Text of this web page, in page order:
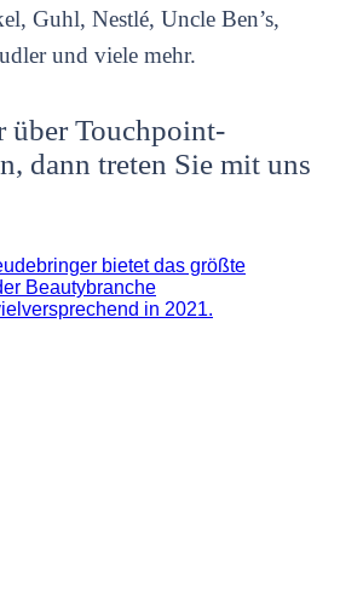
Guhl, Nestlé, Uncle Ben’s,
und viele mehr.
über Touchpoint-
dann treten Sie mit uns
bietet das größte
Beautybranche
in 2021.